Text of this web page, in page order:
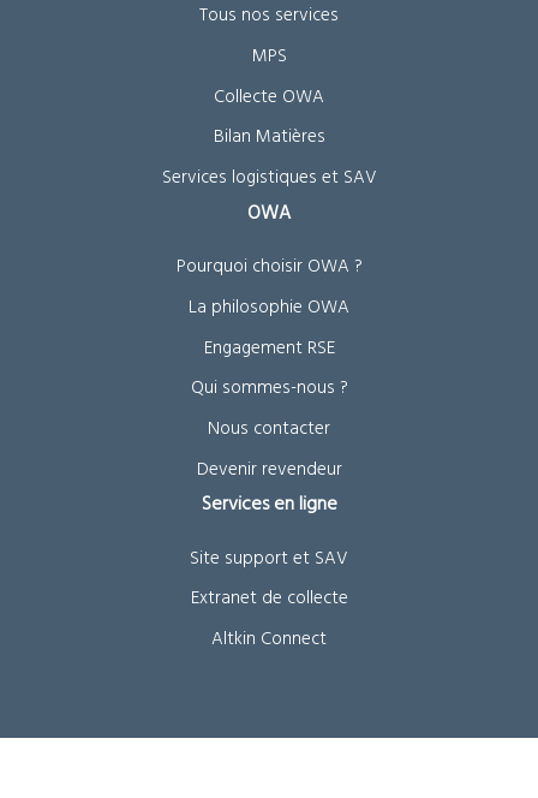
Tous nos services
MPS
Collecte OWA
Bilan Matières
Services logistiques et SAV
OWA
Pourquoi choisir OWA ?
La philosophie OWA
Engagement RSE
Qui sommes-nous ?
Nous contacter
Devenir revendeur
Services en ligne
Site support et SAV
Extranet de collecte
Altkin Connect